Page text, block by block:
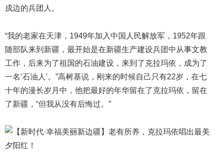
戍边的兵团人。
“我的老家在天津，1949年加入中国人民解放军，1952年跟
随部队来到新疆，最开始是在新疆生产建设兵团中从事文教
工作，后来为了祖国的石油建设，来到了克拉玛依，成为了
一名‘石油人’。”高树基说，刚来的时候自己只有22岁，在七
十年的漫长岁月中，他把最好的年华留在了克拉玛依，留在
了新疆，“但我从没有后悔过。”